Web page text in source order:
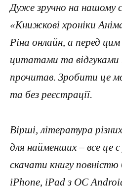
Дуже зручно на нашому
«Книжкові хроніки
Ріна онлайн, а перед
цитатами та
прочитав. Зробити це
та без реєстрації.
Вірші, література
для найменших – все це
скачати книгу
iPhone, iPad з ОС